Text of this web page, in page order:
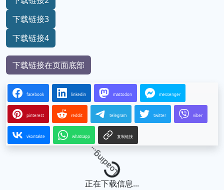
下载链接3
下载链接4
下载链接在页面底部
facebook linkedin mastodon messenger
pinterest reddit telegram twitter viber
vkontakte whatsapp 复制链接
Loading...
正在下载信息...